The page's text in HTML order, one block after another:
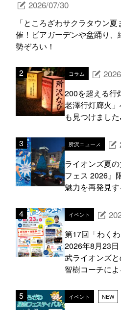
2026/07/30
「ところざわサクラタウン
催！ビアガーデンや盆踊り
勢ぞろい！
コラム
200を超える行
老澤行灯廊火
も見つけまし
所沢ニュース
ライオンズ夏
フェス 2026』
魅力を再発見
イベント
第17回「わく
2026年8月23
武ライオンズ
智樹コーチに
イベント NEW